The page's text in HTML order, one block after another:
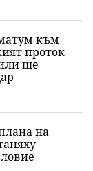
към
проток
ще
на